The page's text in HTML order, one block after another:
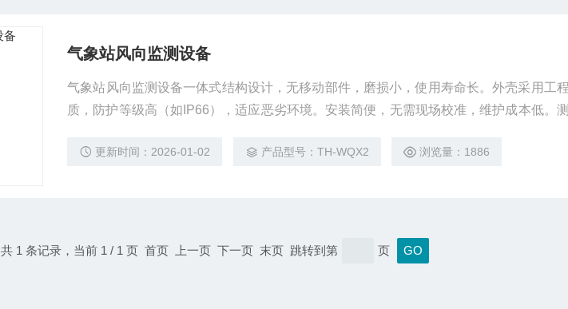
气象站风向监测设备
气象站风向监测设备一体式结构设计，无移动部件，磨损小，使用寿命长。外壳采用工
质，防护等级高（如IP66），适应恶劣环境。安装简便，无需现场校准，维护成本低。
更新时间：2026-01-02 产品型号：TH-WQX2 浏览量：1886
共 1 条记录，当前 1 / 1 页 首页 上一页 下一页 末页 跳转到第 页